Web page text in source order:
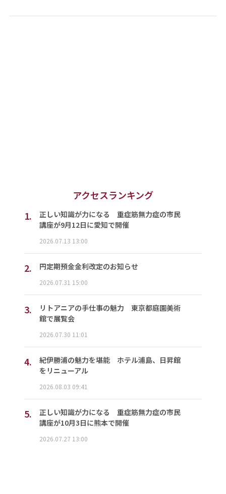
アクセスランキング
1.
正しい知識が力になる 重症筋無力症の市民
講座が9月12日に愛知で開催
2026.07.13 13:00
2. 円定期預金金利改定のお知らせ
2026.07.31 15:00
3.
リトアニアの手仕事の魅力 東京都庭園美術
館で展覧会
2026.07.30 11:01
4.
紀伊勝浦の魅力を堪能 ホテル浦島、日昇館
をリニューアル
2026.08.03 09:41
5.
正しい知識が力になる 重症筋無力症の市民
講座が10月3日に熊本で開催
2026.07.27 13:00